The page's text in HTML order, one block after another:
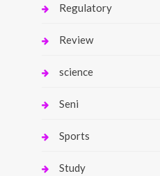
Regulatory
Review
science
Seni
Sports
Study